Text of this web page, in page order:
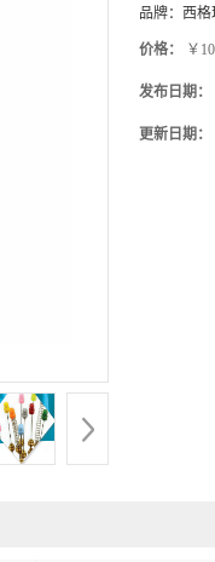
品牌： 西格
价格： ￥
发布日期：
更新日期：